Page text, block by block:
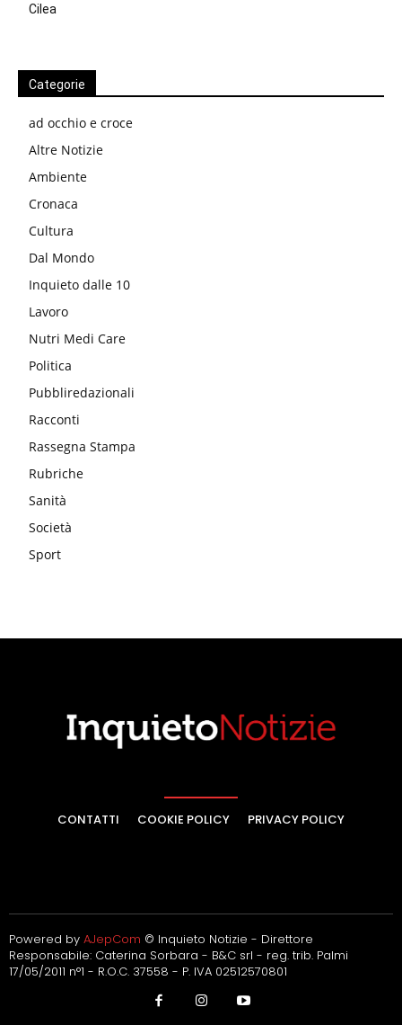
Cilea
Categorie
ad occhio e croce
Altre Notizie
Ambiente
Cronaca
Cultura
Dal Mondo
Inquieto dalle 10
Lavoro
Nutri Medi Care
Politica
Pubbliredazionali
Racconti
Rassegna Stampa
Rubriche
Sanità
Società
Sport
CONTATTI COOKIE POLICY PRIVACY POLICY
Powered by AJepCom © Inquieto Notizie - Direttore
Responsabile: Caterina Sorbara - B&C srl - reg. trib. Palmi
17/05/2011 n°1 - R.O.C. 37558 - P. IVA 02512570801